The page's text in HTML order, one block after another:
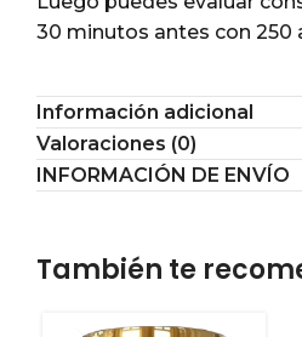
30 minutos antes con 250
Información adicional
Valoraciones (0)
INFORMACIÓN DE ENVÍO
También te